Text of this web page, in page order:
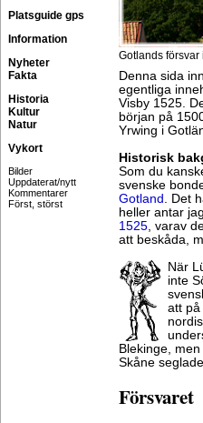
Platsguide gps
Information
Nyheter
Fakta
Historia
Kultur
Natur
Vykort
Bilder
Uppdaterat/nytt
Kommentarer
Först, störst
Gotlands
Denna sida
egentliga
Visby 1525.
början på
Yrwing i
Historisk
Som du
svenske
Gotland . Det
heller antar
1525, varav
att beskåda,
När
inte
att på
Blekinge,
Skåne
Försvaret